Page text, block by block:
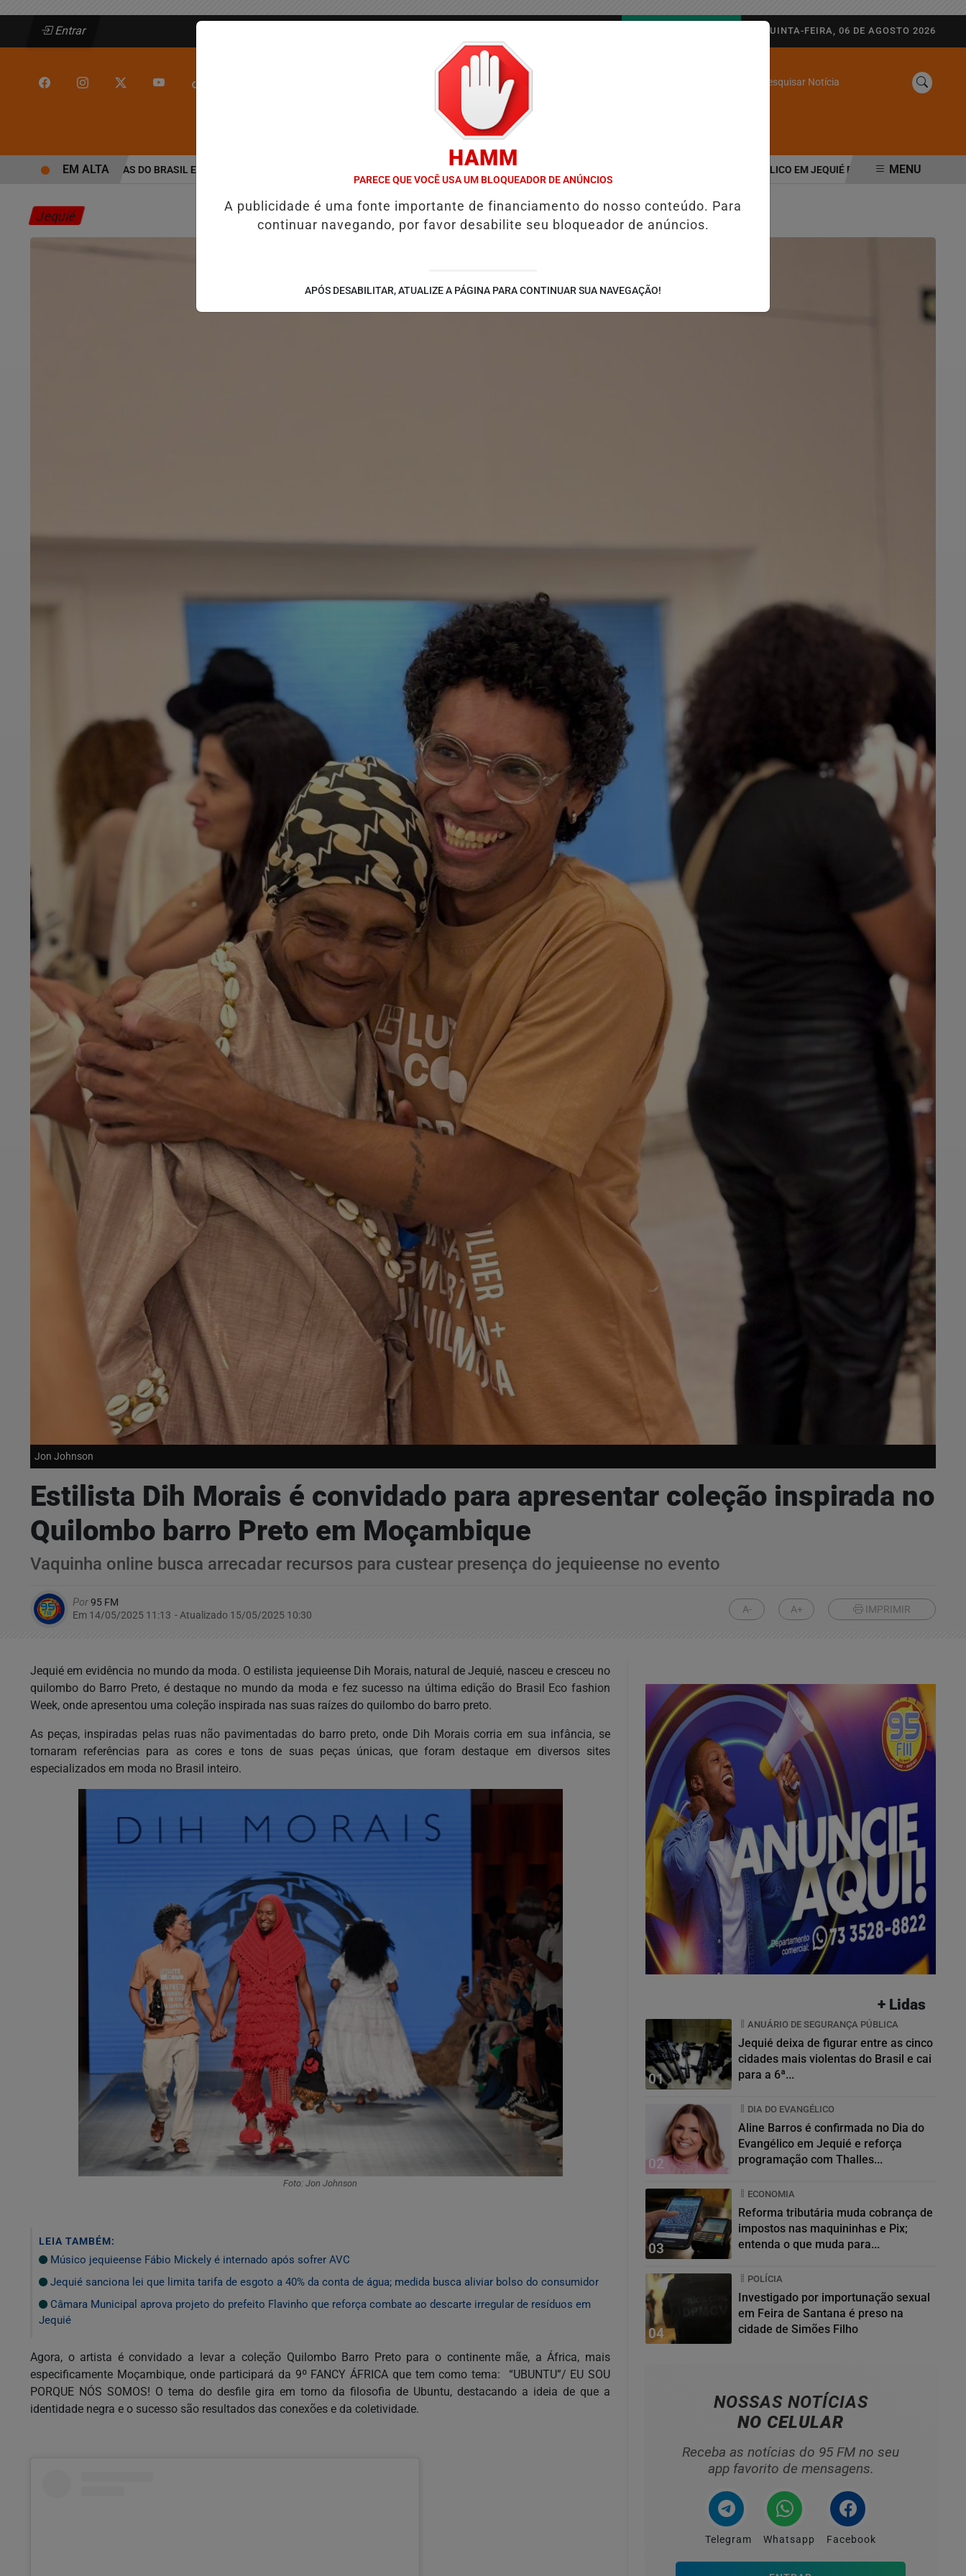
Entrar QUINTA-FEIRA, 06 DE AGOSTO 2026
Pesquisar Notícia
/ PUBLICIDADES LEGAIS
MAIS VIOLENTAS DO BRASIL E CAI PARA A 6ª POSIÇÃO EM NOVO ANUÁRIO DA SEGURANÇA PÚBLICA ALINE BARROS É CONFIRMADA NO DIA DO EVANGÉLICO EM JEQUIÉ E REFORÇA PROGRAMAÇÃO
EM ALTA MENU
Jequié
Jon Johnson
Estilista Dih Morais é convidado para apresentar coleção inspirada no
Quilombo barro Preto em Moçambique
Vaquinha online busca arrecadar recursos para custear presença do jequieense no evento
Por95 FM
Em 14/05/2025 11:13 - Atualizado 15/05/2025 10:30 A- A+ IMPRIMIR
Jequié em evidência no mundo da moda. O estilista jequieense Dih Morais, natural de Jequié, nasceu e cresceu no
quilombo do Barro Preto, é destaque no mundo da moda e fez sucesso na última edição do Brasil Eco fashion
Week, onde apresentou uma coleção inspirada nas suas raízes do quilombo do barro preto.
As peças, inspiradas pelas ruas não pavimentadas do barro preto, onde Dih Morais corria em sua infância, se
tornaram referências para as cores e tons de suas peças únicas, que foram destaque em diversos sites
especializados em moda no Brasil inteiro.
Foto: Jon Johnson
LEIA TAMBÉM:
Músico jequieense Fábio Mickely é internado após sofrer AVC
Jequié sanciona lei que limita tarifa de esgoto a 40% da conta de água; medida busca aliviar bolso do consumidor
Câmara Municipal aprova projeto do prefeito Flavinho que reforça combate ao descarte irregular de resíduos em
Jequié
Agora, o artista é convidado a levar a coleção Quilombo Barro Preto para o continente mãe, a África, mais
especificamente Moçambique, onde participará da 9º FANCY ÁFRICA que tem como tema: “UBUNTU”/ EU SOU
PORQUE NÓS SOMOS! O tema do desfile gira em torno da filosofia de Ubuntu, destacando a ideia de que a
identidade negra e o sucesso são resultados das conexões e da coletividade.
+ Lidas
01
ANUÁRIO DE SEGURANÇA PÚBLICA
Jequié deixa de figurar entre as cinco
cidades mais violentas do Brasil e cai
para a 6ª...
02
DIA DO EVANGÉLICO
Aline Barros é confirmada no Dia do
Evangélico em Jequié e reforça
programação com Thalles...
03
ECONOMIA
Reforma tributária muda cobrança de
impostos nas maquininhas e Pix;
entenda o que muda para...
04
POLÍCIA
Investigado por importunação sexual
em Feira de Santana é preso na
cidade de Simões Filho
NOSSAS NOTÍCIAS
NO CELULAR
Receba as notícias do 95 FM no seu
app favorito de mensagens.
Telegram Whatsapp Facebook
HAMM
PARECE QUE VOCÊ USA UM BLOQUEADOR DE ANÚNCIOS
A publicidade é uma fonte importante de financiamento do nosso conteúdo. Para
continuar navegando, por favor desabilite seu bloqueador de anúncios.
APÓS DESABILITAR, ATUALIZE A PÁGINA PARA CONTINUAR SUA NAVEGAÇÃO!